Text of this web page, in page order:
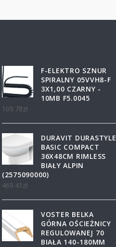
F-ELEKTRO SZNUR
SPIRALNY 05VVH8-F
3X1,00 CZARNY -
10MB F5.0045
109.78zł
DURAVIT DURASTYLE
BASIC COMPACT
36X48CM RIMLESS
BIAŁY ALPIN
(2575090000)
469.41 zł
VOSTER BELKA
GÓRNA OŚCIEŻNICY
REGULOWANEJ 70
BIAŁA 140-180MM